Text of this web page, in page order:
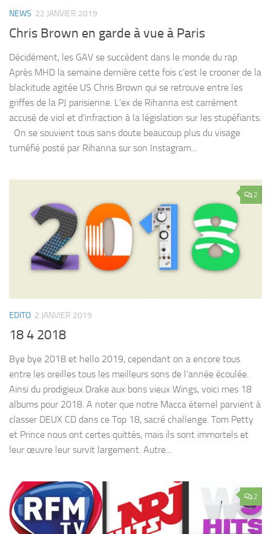
NEWS 22 JANVIER 2019
Chris Brown en garde à vue à Paris
Décidément, les GAV se succèdent dans le monde du rap.
Après MHD la semaine dernière cette fois c’est le crooner de la
blackitude agitée US Chris Brown qui se retrouve entre les
griffes de la PJ parisienne. L’ex de Rihanna est carrément
accusé de viol et d’infraction à la législation sur les stupéfiants.
On se souvient tous sans doute beaucoup plus du visage
tuméfié posté par Rihanna sur son Instagram...
2
EDITO 2 JANVIER 2019
18 4 2018
Bye bye 2018 et hello 2019, cependant on a encore tous
entre les oreilles tous les meilleurs sons de l’année écoulée.
Ainsi du prodigieux Drake aux bons vieux Wings, voici mes 18
albums pour 2018. A noter que notre Macca éternel parvient à
classer DEUX CD dans ce Top 18, sacré challenge. Tom Petty
et Prince nous ont certes quittés, mais ils sont immortels et
leur œuvre leur survit largement. Autre...
2